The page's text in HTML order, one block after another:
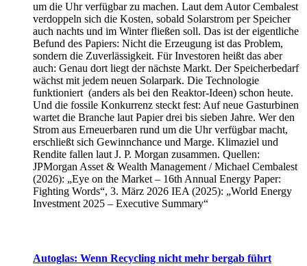
um die Uhr verfügbar zu machen. Laut dem Autor Cembalest
verdoppeln sich die Kosten, sobald Solarstrom per Speicher
auch nachts und im Winter fließen soll. Das ist der eigentliche
Befund des Papiers: Nicht die Erzeugung ist das Problem,
sondern die Zuverlässigkeit. Für Investoren heißt das aber
auch: Genau dort liegt der nächste Markt. Der Speicherbedarf
wächst mit jedem neuen Solarpark. Die Technologie
funktioniert (anders als bei den Reaktor-Ideen) schon heute.
Und die fossile Konkurrenz steckt fest: Auf neue Gasturbinen
wartet die Branche laut Papier drei bis sieben Jahre. Wer den
Strom aus Erneuerbaren rund um die Uhr verfügbar macht,
erschließt sich Gewinnchance und Marge. Klimaziel und
Rendite fallen laut J. P. Morgan zusammen. Quellen:
JPMorgan Asset & Wealth Management / Michael Cembalest
(2026): „Eye on the Market – 16th Annual Energy Paper:
Fighting Words“, 3. März 2026 IEA (2025): „World Energy
Investment 2025 – Executive Summary“
Autoglas: Wenn Recycling nicht mehr bergab führt